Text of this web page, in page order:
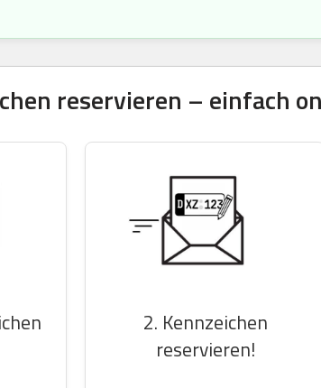
reservieren – einfach
2. Kennzeichen
reservieren!